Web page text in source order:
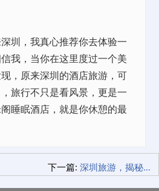
，我真心推荐你去体验一
我，当你在这里度过一个美
，原来深圳的酒店旅游，可
旅行不只是看风景，更是一
睡眠酒店，就是你休憩的最
下一篇: 深圳旅游，揭秘民宿酒店价格，为什么大家都偏爱Amigo米阁酒店？